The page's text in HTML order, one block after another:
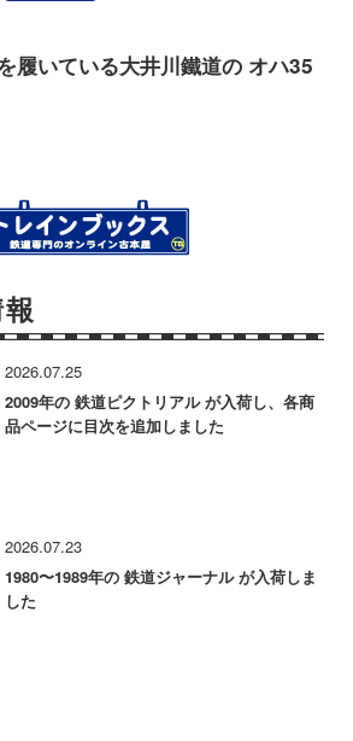
履いている大井川鐵道の オハ35
2026.07.25
2009年の 鉄道ピクトリアル が入荷し、各商
品ページに目次を追加しました
2026.07.23
1980〜1989年の 鉄道ジャーナル が入荷しま
した